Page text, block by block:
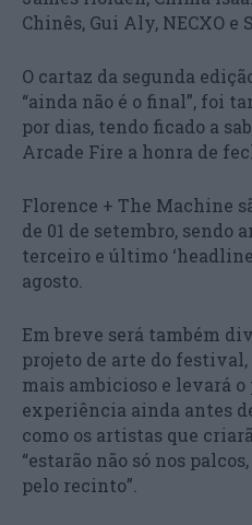
Chinês, Gui Aly, NECXO e
O cartaz da segunda
“ainda não é o final”, foi
por dias, tendo ficado a
Arcade Fire a honra de
Florence + The Machine
de 01 de setembro, sendo
terceiro e último
agosto.
Em breve será também
projeto de arte do festival,
mais ambicioso e levará o
experiência ainda antes
como os artistas que
“estarão não só nos
pelo recinto”.